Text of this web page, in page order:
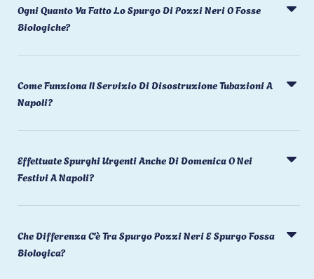
Ogni Quanto Va Fatto Lo Spurgo Di Pozzi Neri O Fosse
Biologiche?
Come Funziona Il Servizio Di Disostruzione Tubazioni A
Napoli?
Effettuate Spurghi Urgenti Anche Di Domenica O Nei
Festivi A Napoli?
Che Differenza C'è Tra Spurgo Pozzi Neri E Spurgo Fossa
Biologica?